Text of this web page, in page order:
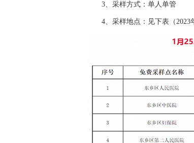
3、采样方式：单人单管
4、采样地点：见下表（2023年